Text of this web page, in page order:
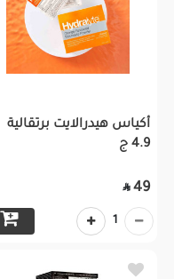
أكياس هيدرالايت برتقالية
4.9 ج
49

1